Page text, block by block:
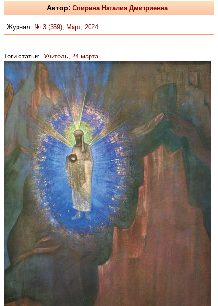
Автор: Спирина Наталия Дмитриевна
Журнал: № 3 (359), Март, 2024
Теги статьи: Учитель 24 марта